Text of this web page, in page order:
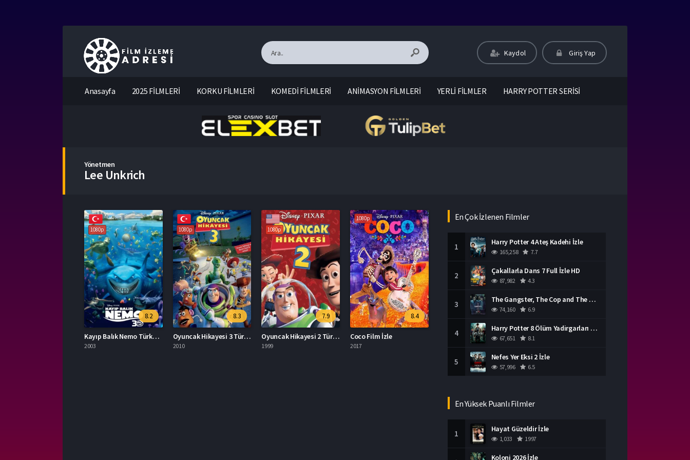
Kaydol Giriş Yap
Anasayfa 2025 FİLMLERİ KORKU FİLMLERİ KOMEDİ FİLMLERİ ANİMASYON FİLMLERİ YERLİ FİLMLER HARRY POTTER SERİSİ
Yönetmen
Lee Unkrich
1080p
8.2
Kayıp Balık Nemo Türkçe Dublaj İzle
2003
1080p
8.3
Oyuncak Hikayesi 3 Türkçe Dublaj İzle
2010
1080p
7.9
Oyuncak Hikayesi 2 Türkçe Dublaj İzle
1999
1080p
8.4
Coco Film İzle
2017
En Çok İzlenen Filmler
1 Harry Potter 4 Ateş Kadehi İzle
165,258 7.7
2 Çakallarla Dans 7 Full İzle HD
87,982 4.3
3 The Gangster, The Cop and The Devil Türkçe Dublaj İzle
74,160 6.9
4 Harry Potter 8 Ölüm Yadirgarları Bölüm 2 İzle
67,651 8.1
5 Nefes Yer Eksi 2 İzle
57,996 6.5
En Yüksek Puanlı Filmler
1 Hayat Güzeldir İzle
1,033 1997
Koloni 2026 İzle